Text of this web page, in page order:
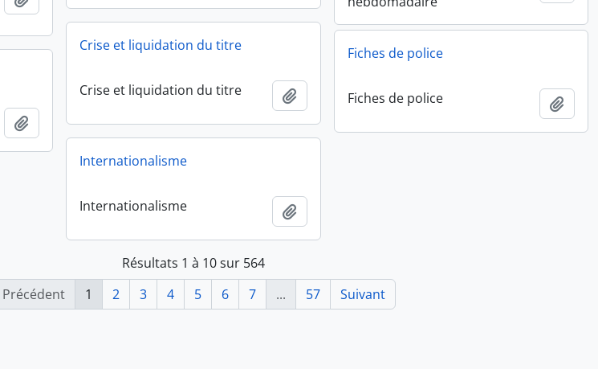
Crise et liquidation du titre
Crise et liquidation du titre Ajouter au presse-papier
Fiches de police
Fiches de police
Ajouter au presse-papier
Internationalisme
Internationalisme Ajouter au presse-papier
Résultats 1 à 10 sur 564
Précédent
1 2 3 4 5 6 7 ... 57 Suivant